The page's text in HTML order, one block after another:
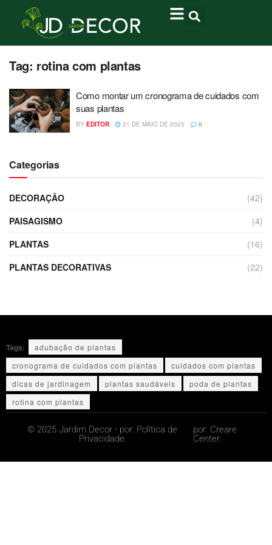
Tag: rotina com plantas
Como montar um cronograma de cuidados com
suas plantas
BY EDITOR 21 DE MAIO DE 2025 0
Categorias
DECORAÇÃO
(42)
PAISAGISMO
(4)
PLANTAS
(16)
PLANTAS DECORATIVAS
(22)
Tags:
adubação de plantas
cronograma de cuidados com plantas
cuidados com plantas
dicas de jardinagem
plantas saudáveis
poda de plantas
rotina com plantas
© 2025 Jardim Decor - por: Política de
Privacidade.
por: Creare
Center.